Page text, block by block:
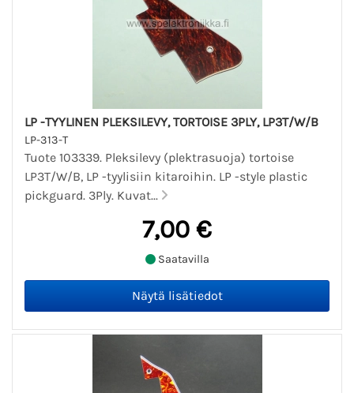
LP -TYYLINEN PLEKSILEVY, TORTOISE 3PLY, LP3T/W/B
LP-313-T
Tuote 103339. Pleksilevy (plektrasuoja) tortoise
LP3T/W/B, LP -tyylisiin kitaroihin. LP -style plastic
pickguard. 3Ply. Kuvat...
7,00 €
Saatavilla